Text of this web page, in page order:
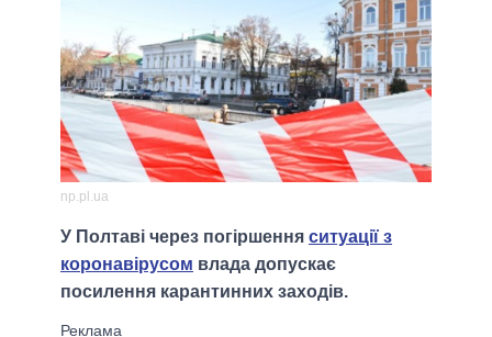
np.pl.ua
У Полтаві через погіршення ситуації з
коронавірусом влада допускає
посилення карантинних заходів.